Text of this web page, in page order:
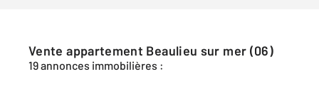
Vente appartement Beaulieu sur mer (06)
19 annonces immobilières :